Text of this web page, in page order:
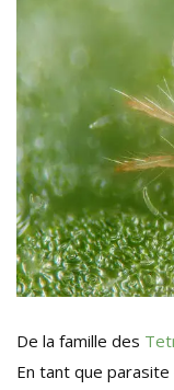
De la famille des
En tant que